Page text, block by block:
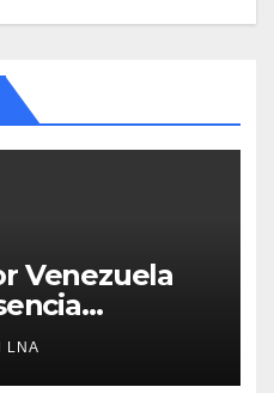
Venezuela
Ponderosa
de
LNA